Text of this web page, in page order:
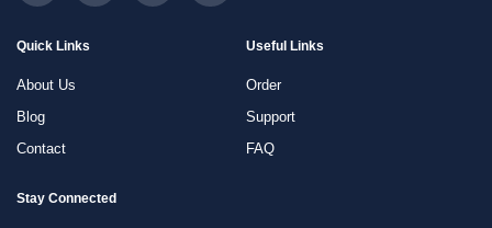
Quick Links
About Us
Blog
Contact
Useful Links
Order
Support
FAQ
Stay Connected